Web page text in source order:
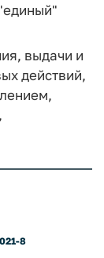
выдачи и
действий,
8